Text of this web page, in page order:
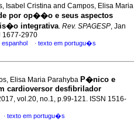
Isabel Cristina and Campos, Elisa Maria
por op��o e seus aspectos
integrativa. Rev. SPAGESP, Jan
1677-2970
espanhol · texto em portugu�s
Elisa Maria Parahyba P�nico e
cardioversor desfibrilador
vol.20, no.1, p.99-121. ISSN 1516-
· texto em portugu�s